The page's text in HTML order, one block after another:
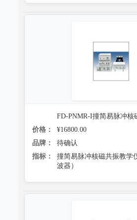
FD-PNMR-I撞简易脉冲核
价格：
¥16800.00
品牌：
待确认
指标：
撞简易脉冲核磁共振教学
波器）